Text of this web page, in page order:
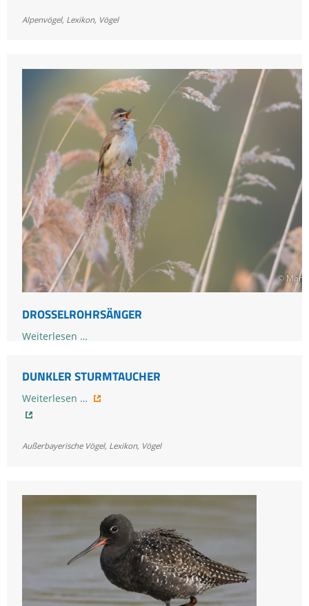
Alpenvögel, Lexikon, Vögel
©
DROSSELROHRSÄNGER
Weiterlesen …Drosselrohrsänger
DUNKLER STURMTAUCHER
Weiterlesen …Dunkler
Außerbayerische Vögel, Lexikon, Vögel